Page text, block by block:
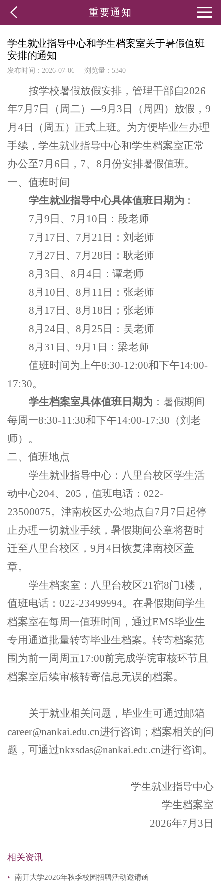
重要通知
学生就业指导中心和学生档案室关于暑假值班
安排的通知
发布时间：2026-07-06 浏览量：5340
按学校暑假放假安排，管理干部自2026
年7月7日（周二）—9月3日（周四）放假，9
月4日（周五）正式上班。为方便毕业生办理
手续，学生就业指导中心和学生档案室正常
办公至7月6日，7、8月份安排暑假值班。
一、值班时间
学生就业指导中心具体值班日期为 ：
7月9日、7月10日：段老师
7月17日、7月21日：刘老师
7月27日、7月28日：耿老师
8月3日、8月4日：谭老师
8月10日、8月11日：张老师
8月17日、8月18日；张老师
8月24日、8月25日：吴老师
8月31日、9月1日：梁老师
值班时间为上午8:30-12:00和下午14:00-
17:30。
学生档案室具体值班日期为 ：暑假期间
每周一8:30-11:30和下午14:00-17:30（刘老
师）。
二、值班地点
学生就业指导中心：八里台校区学生活
动中心204、205，值班电话：022-
23500075。津南校区办公地点自7月7日起停
止办理一切就业手续，暑假期间公章将暂时
迁至八里台校区，9月4日恢复津南校区盖
章。
学生档案室：八里台校区21宿8门1楼，
值班电话：022-23499994。在暑假期间学生
档案室在每周一值班时间，通过EMS毕业生
专用通道批量转寄毕业生档案。转寄档案范
围为前一周周五17:00前完成学院审核环节且
档案室后续审核转寄信息无误的档案。
关于就业相关问题，毕业生可通过邮箱
career@nankai.edu.cn进行咨询；档案相关的问
题，可通过nkxsdas@nankai.edu.cn进行咨询。
学生就业指导中心
学生档案室
2026年7月3日
相关资讯
南开大学2026年秋季校园招聘活动邀请函